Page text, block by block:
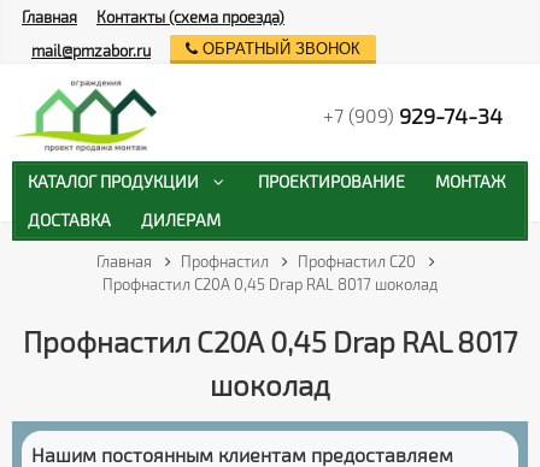
Главная Профнастил
Профнастил С20
Профнастил С20А 0,45 Drap RAL 8017 шоколад
Профнастил С20А 0,45 Drap RAL 8017
шоколад
Нашим постоянным клиентам предоставляем
Главная
Контакты (схема проезда)
mail@pmzabor.ru
ОБРАТНЫЙ ЗВОНОК
+7 (909) 929-74-34
КАТАЛОГ ПРОДУКЦИИ ПРОЕКТИРОВАНИЕ
МОНТАЖ
ДОСТАВКА
ДИЛЕРАМ